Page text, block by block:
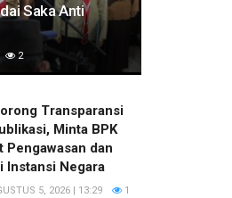
Saka Anti
2
Transparansi
Minta BPK
Pengawasan dan
Instansi Negara
5, 2026 | 13:29 1